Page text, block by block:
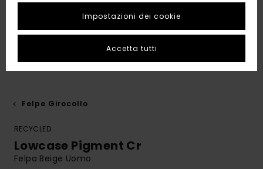
Felpe Girocollo
RECYCLED
Lowcase Pigment Cr
Felpa Beige Uomo
Impostazioni dei cookie
Accetta tutti